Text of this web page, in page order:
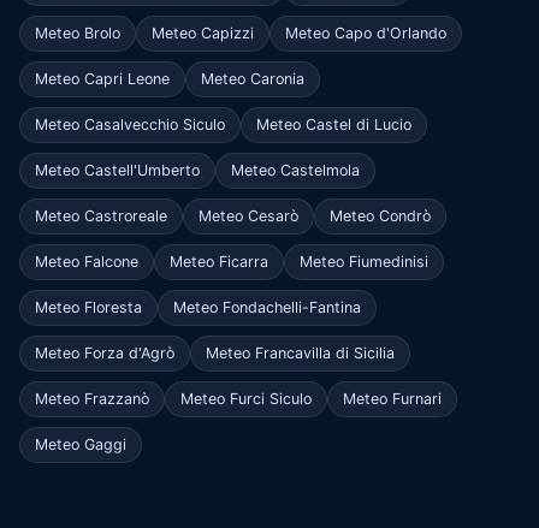
Meteo Brolo Meteo Capizzi Meteo Capo d'Orlando
Meteo Capri Leone Meteo Caronia
Meteo Casalvecchio Siculo Meteo Castel di Lucio
Meteo Castell'Umberto Meteo Castelmola
Meteo Castroreale Meteo Cesarò Meteo Condrò
Meteo Falcone Meteo Ficarra Meteo Fiumedinisi
Meteo Floresta Meteo Fondachelli-Fantina
Meteo Forza d'Agrò Meteo Francavilla di Sicilia
Meteo Frazzanò Meteo Furci Siculo Meteo Furnari
Meteo Gaggi